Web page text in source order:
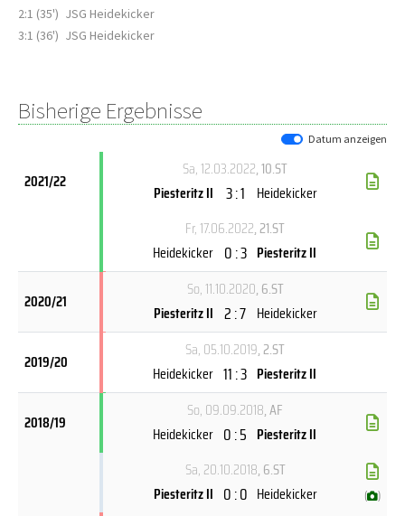
2:1 (35') JSG Heidekicker
3:1 (36') JSG Heidekicker
Bisherige Ergebnisse
Datum anzeigen
2021/22
Sa, 12.03.2022, 10.ST
Piesteritz II 3 : 1 Heidekicker
Fr, 17.06.2022, 21.ST
Heidekicker 0 : 3 Piesteritz II
2020/21
So, 11.10.2020, 6.ST
Piesteritz II 2 : 7 Heidekicker
2019/20
Sa, 05.10.2019, 2.ST
Heidekicker 11 : 3 Piesteritz II
2018/19
So, 09.09.2018, AF
Heidekicker 0 : 5 Piesteritz II
Sa, 20.10.2018, 6.ST
Piesteritz II 0 : 0 Heidekicker ( )